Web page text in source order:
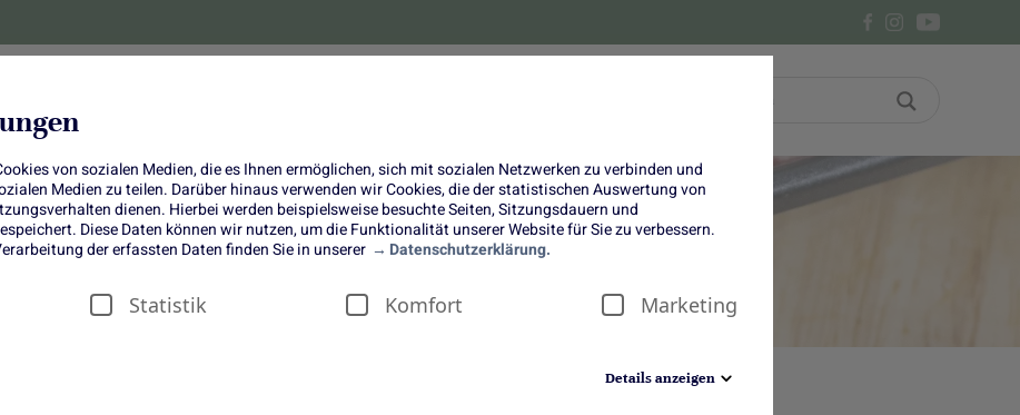
von sozialen Medien, die es Ihnen ermöglichen, sich mit sozialen Netzwerken zu verbinden und
Medien zu teilen. Darüber hinaus verwenden wir Cookies, die der statistischen Auswertung von
dienen. Hierbei werden beispielsweise besuchte Seiten, Sitzungsdauern und
Diese Daten können wir nutzen, um die Funktionalität unserer Website für Sie zu verbessern.
der erfassten Daten finden Sie in unserer
Datenschutzerklärung.
Statistik Komfort Marketing
Details anzeigen
Raclettepfännchen-Rezepte